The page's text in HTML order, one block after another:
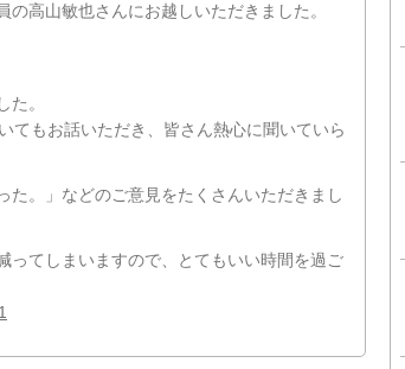
高山敏也さんにお越しいただきました。
。
てもお話いただき、皆さん熱心に聞いていら
た。」などのご意見をたくさんいただきまし
ってしまいますので、とてもいい時間を過ご